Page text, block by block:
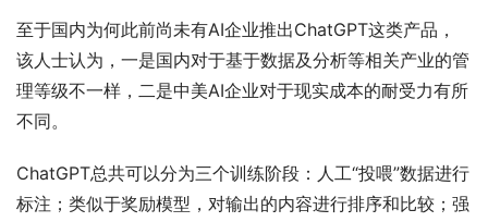
至于国内为何此前尚未有AI企业推出ChatGPT这类产品，
该人士认为，一是国内对于基于数据及分析等相关产业的管
理等级不一样，二是中美AI企业对于现实成本的耐受力有所
不同。
ChatGPT总共可以分为三个训练阶段：人工“投喂”数据进行
标注；类似于奖励模型，对输出的内容进行排序和比较；强